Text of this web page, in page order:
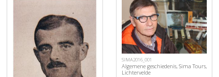
SIMA2016_001
Algemene geschiedenis, Sima Tours,
Lichtervelde